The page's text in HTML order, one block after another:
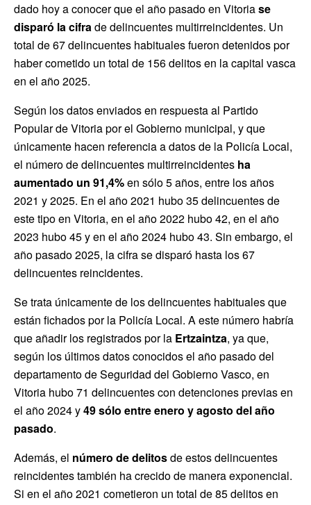
dado hoy a conocer que el año pasado en Vitoriase
disparó la cifrade delincuentes multirreincidentes. Un
total de 67 delincuentes habituales fueron detenidos por
haber cometido un total de 156 delitos en la capital vasca
en el año 2025.
Según los datos enviados en respuesta al Partido
Popular de Vitoria por el Gobierno municipal, y que
únicamente hacen referencia a datos de la Policía Local,
el número de delincuentes multirreincidentes ha
aumentado un 91,4%en sólo 5 años, entre los años
2021 y 2025. En el año 2021 hubo 35 delincuentes de
este tipo en Vitoria, en el año 2022 hubo 42, en el año
2023 hubo 45 y en el año 2024 hubo 43. Sin embargo, el
año pasado 2025, la cifra se disparó hasta los 67
delincuentes reincidentes.
Se trata únicamente de los delincuentes habituales que
están fichados por la Policía Local. A este número habría
que añadir los registrados por la Ertzaintza, ya que,
según los últimos datos conocidos el año pasado del
departamento de Seguridad del Gobierno Vasco, en
Vitoria hubo 71 delincuentes con detenciones previas en
el año 2024 y49 sólo entre enero y agosto del año
pasado.
Además, el número de delitosde estos delincuentes
reincidentes también ha crecido de manera exponencial.
Si en el año 2021 cometieron un total de 85 delitos en